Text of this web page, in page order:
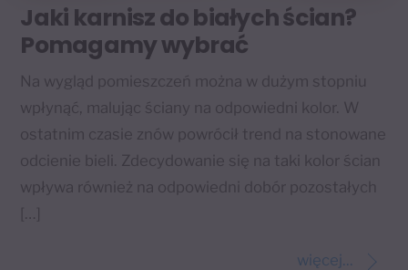
Jaki karnisz do białych ścian?
Pomagamy wybrać
Na wygląd pomieszczeń można w dużym stopniu
wpłynąć, malując ściany na odpowiedni kolor. W
ostatnim czasie znów powrócił trend na stonowane
odcienie bieli. Zdecydowanie się na taki kolor ścian
wpływa również na odpowiedni dobór pozostałych
[…]
więcej...